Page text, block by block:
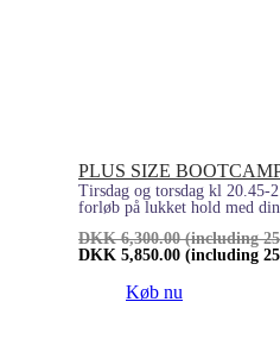
PLUS SIZE
Tirsdag og torsdag kl 20.45-
forløb på lukket hold med
DKK 6,300.00 (including
DKK 5,850.00 (including
Køb nu